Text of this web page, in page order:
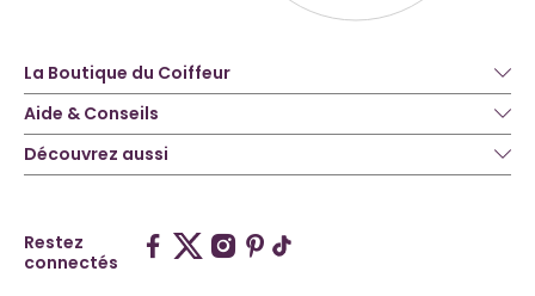
La Boutique du Coiffeur
Aide & Conseils
Découvrez aussi
Restez
connectés